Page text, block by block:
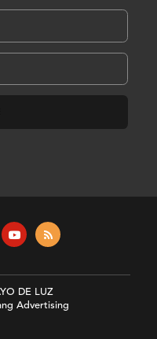
DE LUZ
Advertising